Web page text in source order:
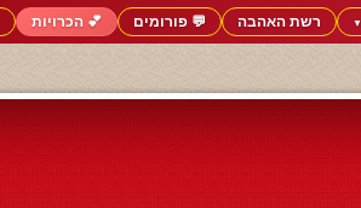
▼ רשת האהבה 💬 פורומים 💕 הכרויות